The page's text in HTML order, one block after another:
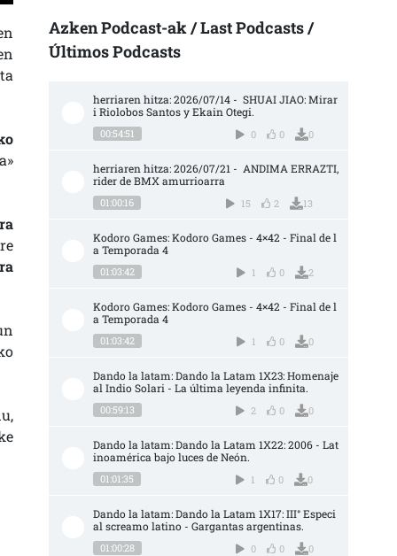
Azken Podcast-ak / Last Podcasts /
Últimos Podcasts
herriaren hitza: 2026/07/14 -  SHUAI JIAO: Mirar
i Riolobos Santos y Ekain Otegi.
00:54:51 0 0 0
herriaren hitza: 2026/07/21 -  ANDIMA ERRAZTI,
rider de BMX amurrioarra
01:00:16 15 2 13
Kodoro Games: Kodoro Games - 4×42 - Final de l
a Temporada 4
01:03:42 1 0 2
Kodoro Games: Kodoro Games - 4×42 - Final de l
a Temporada 4
01:03:42 1 0 0
Dando la latam: Dando la Latam 1X23: Homenaje
al Indio Solari - La última leyenda infinita.
00:59:13 2 0 0
Dando la latam: Dando la Latam 1X22: 2006 - Lat
inoamérica bajo luces de Neón.
01:01:35 1 0 0
Dando la latam: Dando la Latam 1X17: III° Especi
al screamo latino - Gargantas argentinas.
01:00:28 0 0 0